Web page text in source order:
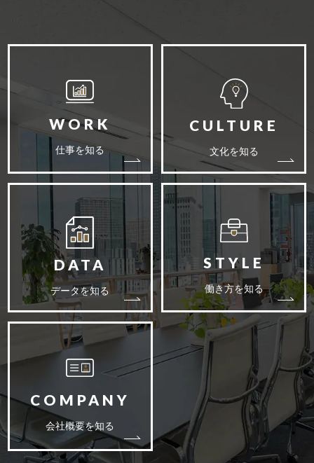
仕事を知る 文化を知る
データを知る 働き方を知る
会社概要を知る